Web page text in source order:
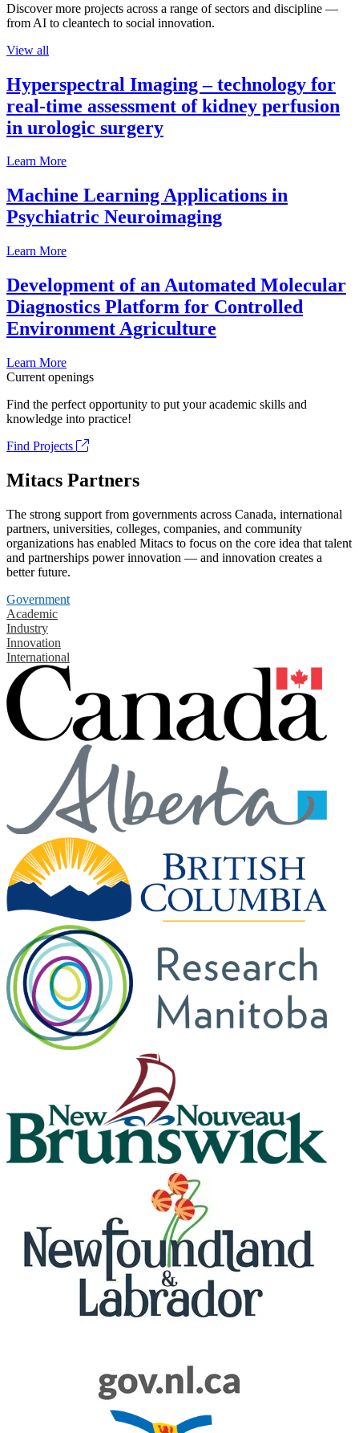
Discover more projects across a range of sectors and discipline —
from AI to cleantech to social innovation.
View all
Hyperspectral Imaging – technology for
real-time assessment of kidney perfusion
in urologic surgery
Learn More
Machine Learning Applications in
Psychiatric Neuroimaging
Learn More
Development of an Automated Molecular
Diagnostics Platform for Controlled
Environment Agriculture
Learn More
Current openings
Find the perfect opportunity to put your academic skills and
knowledge into practice!
Find Projects
Mitacs Partners
The strong support from governments across Canada, international
partners, universities, colleges, companies, and community
organizations has enabled Mitacs to focus on the core idea that talent
and partnerships power innovation — and innovation creates a
better future.
Government
Academic
Industry
Innovation
International